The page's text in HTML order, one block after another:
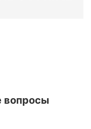
вопросы